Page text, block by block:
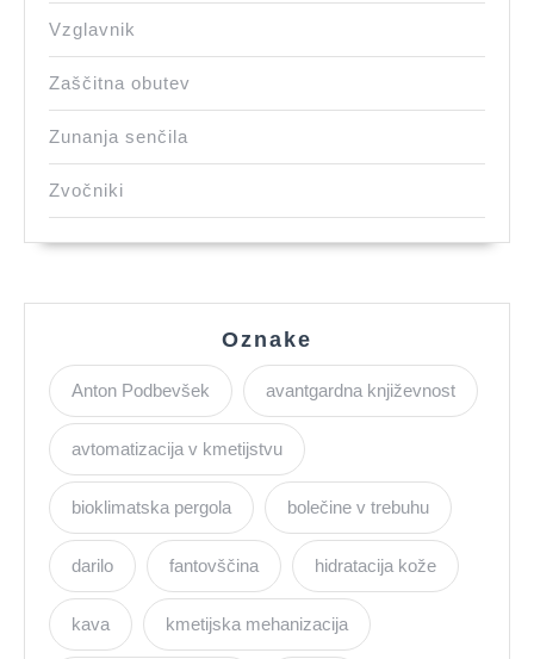
Vzglavnik
Zaščitna obutev
Zunanja senčila
Zvočniki
Oznake
Anton Podbevšek avantgardna književnost
avtomatizacija v kmetijstvu
bioklimatska pergola bolečine v trebuhu
darilo fantovščina hidratacija kože
kava kmetijska mehanizacija